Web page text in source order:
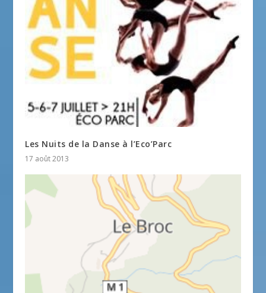
Les Nuits de la Danse à l’Eco’Parc
17 août 2013